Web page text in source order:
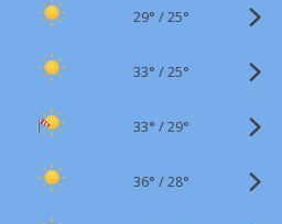
29° /25°
33° /25°
33° /29°
36° /28°